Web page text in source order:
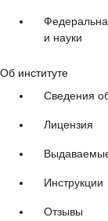
и науки
Об институте
Сведения
Лицензия
Инструкции
Отзывы